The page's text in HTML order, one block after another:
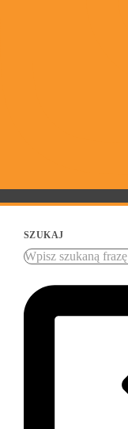
SZUKAJ